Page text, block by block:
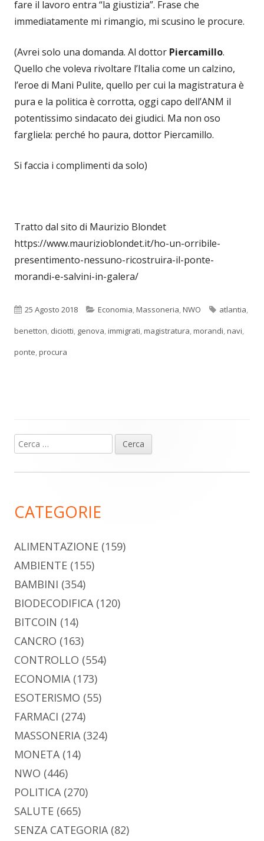
fare il lavoro entra “la giustizia”. Frase che
immediatamente mi rimangio, mi scusino le procure.
(Avrei solo una domanda. Al dottor Piercamillo.
Quello che voleva rivoltare l’Italia come un calzino,
l’eroe di Mani Pulite, quello per cui la magistratura è
pura e la politica è corrotta, oggi capo dell’ANM il
potentissimo sindacato dei giudici. Ma non oso
fargliela: perché ho paura, dottor Piercamillo.
Si faccia i complimenti da solo)
Tratto dal sito di Maurizio Blondet
https://www.maurizioblondet.it/ho-un-orribile-
presentimento-nessuno-ricostruira-il-ponte-
morandi-e-salvini-in-galera/
Pubblicato
25 Agosto 2018 Categorie
Economia,Massoneria,NWO Tag
atlantia,
benetton, diciotti, genova,immigrati,magistratura,morandi,navi,
ponte,procura
Barra
laterale
Ricerca
per:
CATEGORIE
ALIMENTAZIONE (159)
AMBIENTE (155)
BAMBINI (354)
BIODECODIFICA(120)
BITCOIN (14)
CANCRO (163)
CONTROLLO (554)
ECONOMIA(173)
ESOTERISMO (55)
FARMACI (274)
MASSONERIA(324)
MONETA(14)
NWO (446)
POLITICA(270)
SALUTE (665)
SENZA CATEGORIA(82)